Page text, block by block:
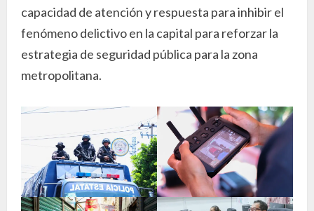
capacidad de atención y respuesta para inhibir el
fenómeno delictivo en la capital para reforzar la
estrategia de seguridad pública para la zona
metropolitana.